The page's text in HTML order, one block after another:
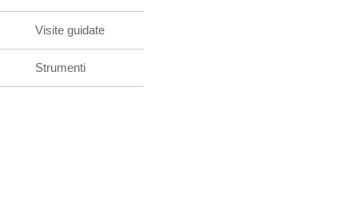
Visite guidate
Strumenti